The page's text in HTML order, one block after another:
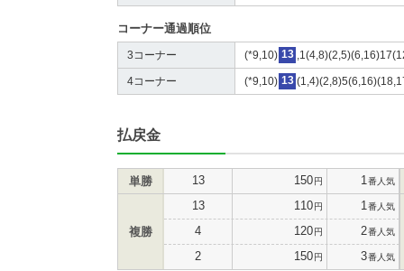
コーナー通過順位
3コーナー (*9,10) 13
4コーナー (*9,10) 13
払戻金
単勝 13 150円 1 番人気
複勝
13 110円 1 番人気
4 120円 2番人気
2 150円 3番人気